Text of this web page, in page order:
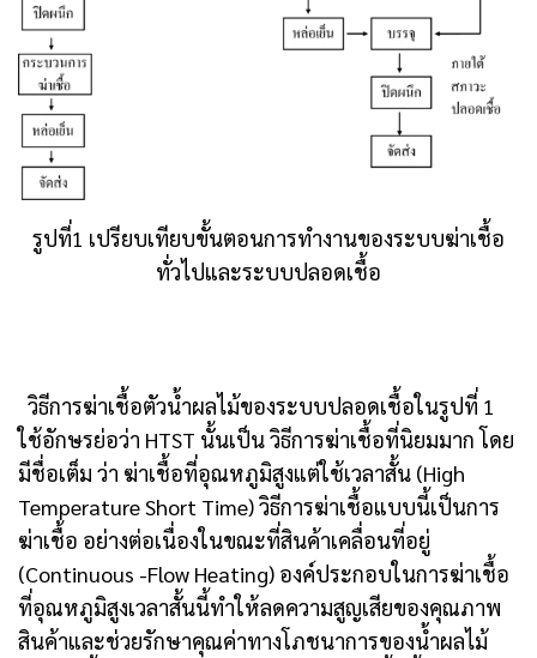
รูปที่1 เปรียบเทียบขั้นตอนการทำงานของระบบฆ่าเชื้อ
ทั่วไปและระบบปลอดเชื้อ
วิธีการฆ่าเชื้อตัวน้ำผลไม้ของระบบปลอดเชื้อในรูปที่ 1
ใช้อักษรย่อว่า HTST นั้นเป็น วิธีการฆ่าเชื้อที่นิยมมาก โดย
มีชื่อเต็ม ว่า ฆ่าเชื้อที่อุณหภูมิสูงแต่ใช้เวลาสั้น (High
Temperature Short Time) วิธีการฆ่าเชื้อแบบนี้เป็นการ
ฆ่าเชื้อ อย่างต่อเนื่องในขณะที่สินค้าเคลื่อนที่อยู่
(Continuous -Flow Heating) องค์ประกอบในการฆ่าเชื้อ
ที่อุณหภูมิสูงเวลาสั้นนี้ทำให้ลดความสูญเสียของคุณภาพ
สินค้าและช่วยรักษาคุณค่าทางโภชนาการของน้ำผลไม้